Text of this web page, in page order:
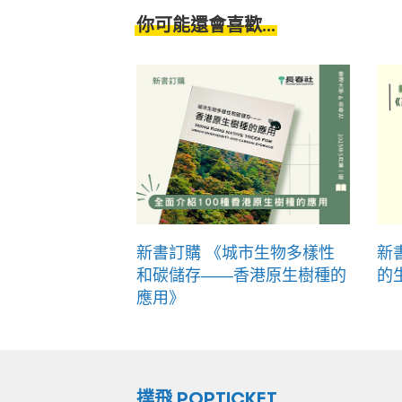
你可能還會喜歡...
新書訂購 《城市生物多樣性
和碳儲存——香港原生樹種的
應用》
新
的